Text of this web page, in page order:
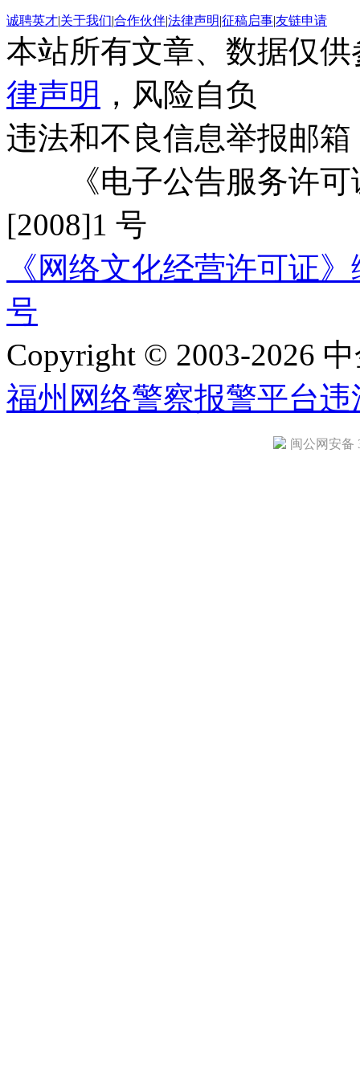
诚聘英才|关于我们|合作伙伴|法律声明|征稿启事|友链申请
本站所有文章、数据仅
律声明 ，风险自负
违法和不良信息举报邮箱
《电子公告服务许可
[2008]1 号
《网络文化经营许可证
号
Copyright © 2003-2026
福州网络警察报警平台违
闽公网安备